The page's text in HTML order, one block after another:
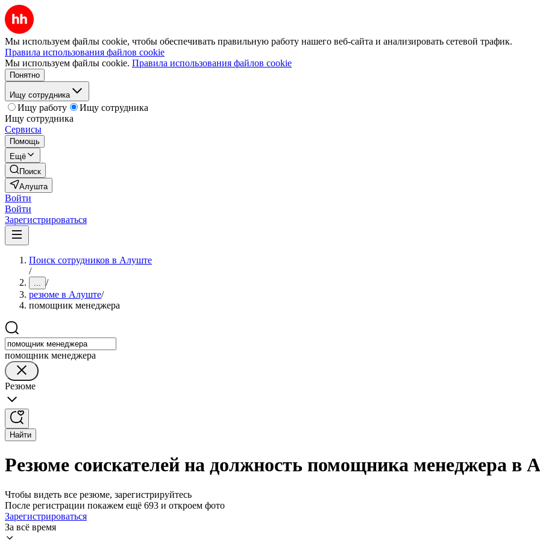
Мы используем файлы cookie, чтобы обеспечивать правильную работу нашего веб-сайта и анализировать сетевой трафик.
Правила использования файлов cookie
Мы используем файлы cookie. Правила использования файлов cookie
Понятно
Ищу сотрудника
Ищу работу
Ищу сотрудника
Ищу сотрудника
Сервисы
Помощь
Ещё
Поиск
Алушта
Войти
Войти
Зарегистрироваться
Поиск сотрудников в Алуште
/
... /
резюме в Алуште/
помощник менеджера
помощник менеджера
Резюме
Найти
Резюме соискателей на должность помощника менеджера в
Чтобы видеть все резюме, зарегистрируйтесь
После регистрации покажем ещё 693 и откроем фото
Зарегистрироваться
За всё время